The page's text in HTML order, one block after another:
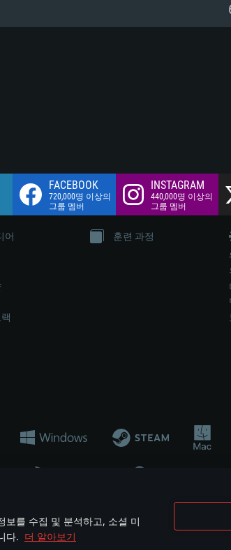
보를 수집 및 분석하고, 소셜 미
다. 더 알아보기
FACEBOOK
720,000명 이상의
그룹 멤버
INSTAGRAM
440,000명 이상의
그룹 멤버
어
훈련 과정
것은 무기 개발 업체나 장비 제조 업체가 게임 개
and brand names are the property of their respective
이용 약관